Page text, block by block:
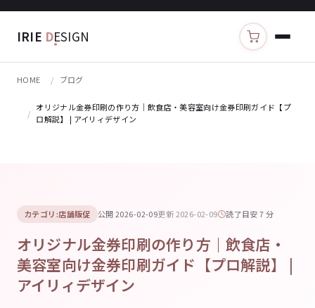
IRIE DESIGN カートを見る
HOME ブログ
オリジナル金券印刷の作り方｜飲食店・美容室向け金券印刷ガイド【プ
ロ解説】 | アイリィデザイン
カテゴリ:店舗販促 公開 2026-02-09更新 2026-02-09 読了目安 7 分
オリジナル金券印刷の作り方｜飲食店・
美容室向け金券印刷ガイド【プロ解説】 |
アイリィデザイン